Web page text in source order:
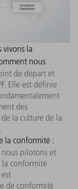
vivons la
de départ et
Elle est définie
des
de la culture de la
nous
pilotons et
la conformité
de conformité
la conformité :